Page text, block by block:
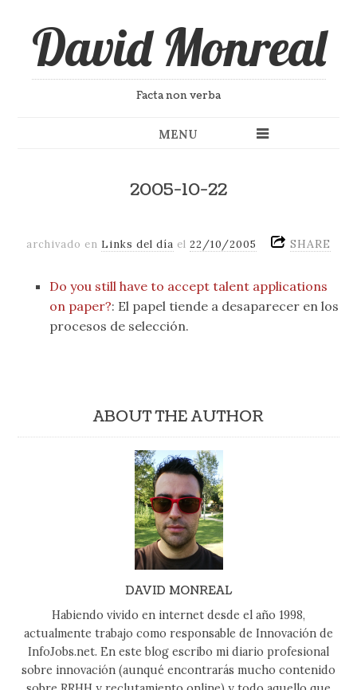
David Monreal
Facta non verba
MENU
2005-10-22
archivado en Links del día el 22/10/2005 SHARE
Do you still have to accept talent applications
on paper?: El papel tiende a desaparecer en los
procesos de selección.
ABOUT THE AUTHOR
DAVID MONREAL
Habiendo vivido en internet desde el año 1998,
actualmente trabajo como responsable de Innovación de
InfoJobs.net. En este blog escribo mi diario profesional
sobre innovación (aunqué encontrarás mucho contenido